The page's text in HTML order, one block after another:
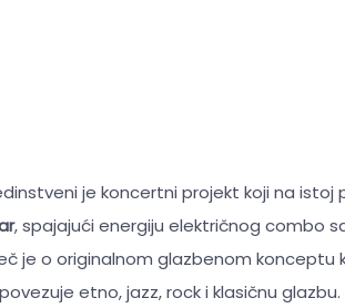
je koncertni projekt koji na istoj
, spajajući energiju električnog combo
je o originalnom glazbenom konceptu
etno, jazz, rock i klasičnu glazbu.